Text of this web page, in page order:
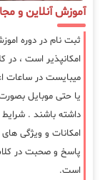
آموزش آنلاین و
ثبت نام در دوره
امکانپذیر است ، در
میبایست در ساعات
یا حتی موبایل
داشته باشند .
امکانات و ویژگی
پاسخ و صحبت در
است.